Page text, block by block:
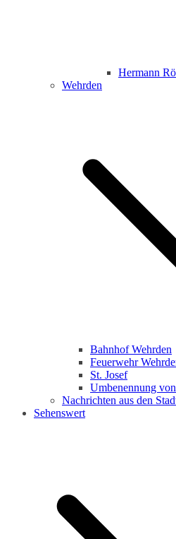
Hermann
Wehrden
Bahnhof Wehrden
Feuerwehr
St. Josef
Umbenennung
Nachrichten aus den
Sehenswert